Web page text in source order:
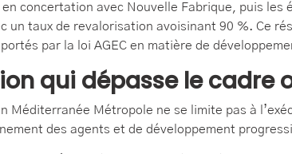
concertation avec Nouvelle Fabrique, puis
un taux de revalorisation avoisinant 90 %. Ce
par la loi AGEC en matière de
qui dépasse le cadre
Méditerranée Métropole ne se limite pas à
des agents et de développement